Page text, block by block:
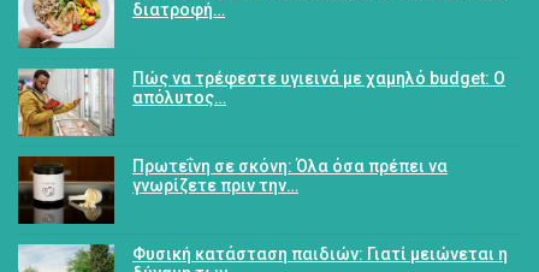
διατροφή…
Πώς να τρέφεστε υγιεινά με χαμηλό budget: Ο
απόλυτος…
Πρωτεΐνη σε σκόνη: Όλα όσα πρέπει να
γνωρίζετε πριν την…
Φυσική κατάσταση παιδιών: Γιατί μειώνεται η